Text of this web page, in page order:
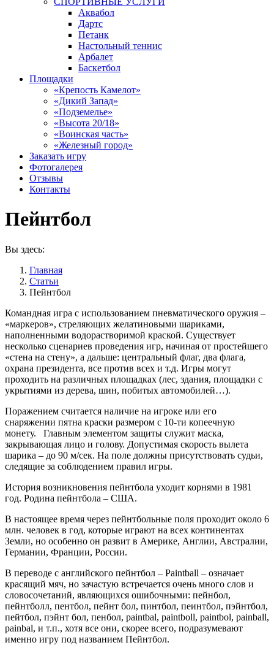
Аквабол
Дартс
Петанк
Настольный теннис
Арбалет
Баскетбол
Площадки
«Крепость Камелот»
«Дикий Запад»
«Подземелье»
«Высота 20/18»
«Воинская часть»
«Железный город»
Заказать игру
Фотогалерея
Отзывы
Контакты
Пейнтбол
Вы здесь:
Главная
Статьи
Пейнтбол
Командная игра с использованием пневматического оружия –
«маркеров», стреляющих желатиновыми шариками,
наполненными водорастворимой краской. Существует
несколько сценариев проведения игр, начиная от простейшего
«стена на стену», а дальше: центральный флаг, два флага,
охрана президента, все против всех и т.д. Игры могут
проходить на различных площадках (лес, здания, площадки с
укрытиями из дерева, шин, побитых автомобилей…).
Поражением считается наличие на игроке или его
снаряжении пятна краски размером с 10-ти копеечную
монету. Главным элементом защиты служит маска,
закрывающая лицо и голову. Допустимая скорость вылета
шарика – до 90 м/сек. На поле должны присутствовать судьи,
следящие за соблюдением правил игры.
История возникновения пейнтбола уходит корнями в 1981
год. Родина пейнтбола – США.
В настоящее время через пейнтбольные поля проходит около 6
млн. человек в год, которые играют на всех континентах
Земли, но особенно он развит в Америке, Англии, Австралии,
Германии, Франции, России.
В переводе с английского пейнтбол – Paintball – означает
красящий мяч, но зачастую встречается очень много слов и
словосочетаний, являющихся ошибочными: пейнбол,
пейнтболл, пентбол, пейнт бол, пинтбол, пеинтбол, пэйнтбол,
пейтбол, пэйнт бол, пенбол, paintbal, paintboll, paintbol, painball,
painbal, и т.п., хотя все они, скорее всего, подразумевают
именно игру под названием Пейнтбол.